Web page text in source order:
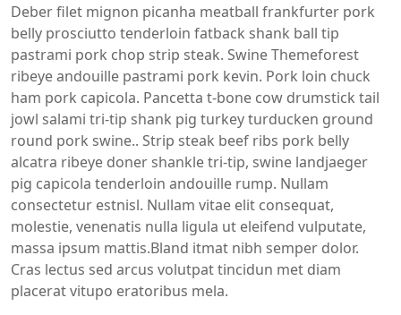
Deber filet mignon picanha meatball frankfurter pork
belly prosciutto tenderloin fatback shank ball tip
pastrami pork chop strip steak. Swine Themeforest
ribeye andouille pastrami pork kevin. Pork loin chuck
ham pork capicola. Pancetta t-bone cow drumstick tail
jowl salami tri-tip shank pig turkey turducken ground
round pork swine.. Strip steak beef ribs pork belly
alcatra ribeye doner shankle tri-tip, swine landjaeger
pig capicola tenderloin andouille rump. Nullam
consectetur estnisl. Nullam vitae elit consequat,
molestie, venenatis nulla ligula ut eleifend vulputate,
massa ipsum mattis.Bland itmat nibh semper dolor.
Cras lectus sed arcus volutpat tincidun met diam
placerat vitupo eratoribus mela.